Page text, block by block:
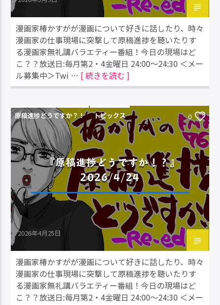
漫画家椿かすがが漫画について好きに話したり、時々
漫画家の仕事現場に突撃して原稿進捗を聴いたりす
る漫画家無礼講バラエティー番組！今日の現場はど
こ？？放送日:毎月第2・4金曜日 24:00～24:30 ＜メー
ル募集中＞Twi … [ 続きを読む ]
原稿進捗どうですか？！ トピックス 0
『原稿進捗どうですか！？』
2026/4/24
2026年4月25日
漫画家椿かすがが漫画について好きに話したり、時々
漫画家の仕事現場に突撃して原稿進捗を聴いたりす
る漫画家無礼講バラエティー番組！今日の現場はど
こ？？放送日:毎月第2・4金曜日 24:00～24:30 ＜メー